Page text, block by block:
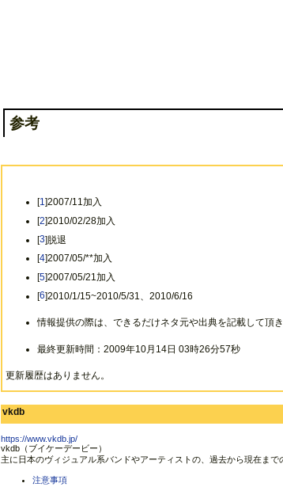
参考
[1]2007/11加入
[2]2010/02/28加入
[3]脱退
[4]2007/05/**加入
[5]2007/05/21加入
[6]2010/1/15~2010/5/31、2010/6/16
情報提供の際は、できるだけネタ元や出典を記載して頂
最終更新時間：2009年10月14日 03時26分57秒
更新履歴はありません。
vkdb
https://www.vkdb.jp/
vkdb（ブイケーデービー）
主に日本のヴィジュアル系バンドやアーティストの、過去から現在まで
注意事項